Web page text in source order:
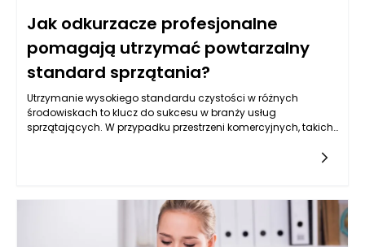
który porządkuje całe wnętrze, zamiast je obciążać.
Jak odkurzacze profesjonalne
pomagają utrzymać powtarzalny
standard sprzątania?
Utrzymanie wysokiego standardu czystości w różnych
środowiskach to klucz do sukcesu w branży usług
sprzątających. W przypadku przestrzeni komercyjnych, takich